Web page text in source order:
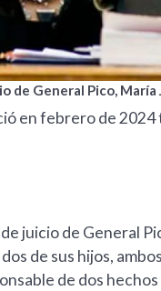
de General Pico,
en febrero de
juicio de General
de sus hijos,
de dos